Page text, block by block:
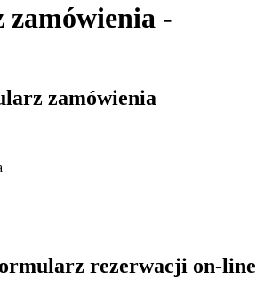
-
zamówienia
rezerwacji on-line